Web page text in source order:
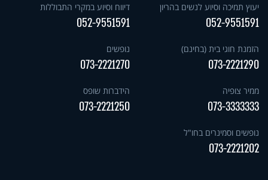
יעוץ תמיכה וסיוע לנשים בהריון
052-9551591
דיווח וסיוע במקרי התבוללות
052-9551591
הזמנת חוגי בית (בחינם)
073-2221290
נופשים
073-2221270
ממיר צופיה
073-3333333
הידברות שופס
073-2221250
נופשים וסמינרים בחו"ל
073-2221202